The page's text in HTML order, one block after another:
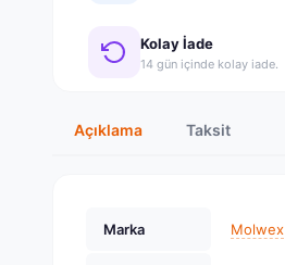
Kolay İade
14 gün içinde kolay iade.
Açıklama Taksit
Marka Molwex